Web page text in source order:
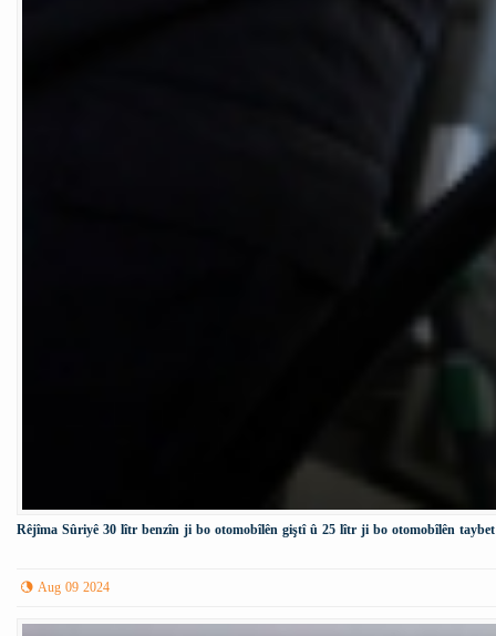
Rêjîma Sûriyê 30 lîtr benzîn ji bo otomobîlên giştî û 25 lîtr ji bo otomobîlên
Aug 09 2024